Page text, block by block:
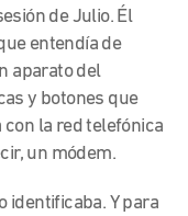
de Julio. Él
entendía de
aparato del
y botones que
la red telefónica
un módem.
identificaba. Y para